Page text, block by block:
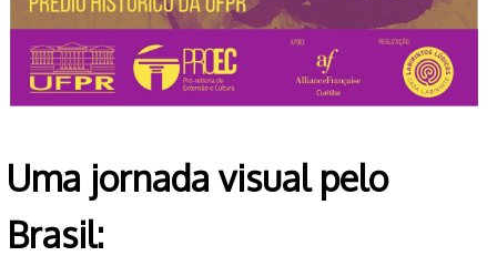
Uma jornada visual pelo
Brasil: